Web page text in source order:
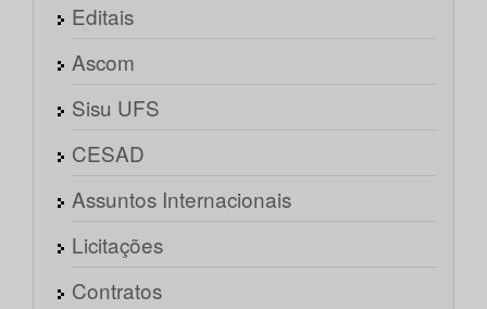
Editais
Ascom
Sisu UFS
CESAD
Assuntos Internacionais
Licitações
Contratos